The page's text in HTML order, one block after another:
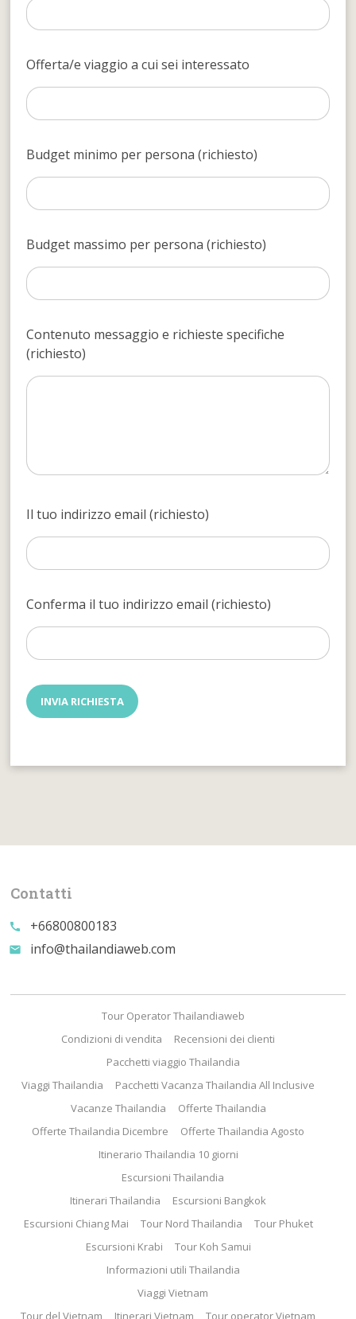
Offerta/e viaggio a cui sei interessato
Budget minimo per persona (richiesto)
Budget massimo per persona (richiesto)
Contenuto messaggio e richieste specifiche
(richiesto)
Il tuo indirizzo email (richiesto)
Conferma il tuo indirizzo email (richiesto)
Contatti
call +66800800183
email info@thailandiaweb.com
Tour Operator Thailandiaweb
Condizioni di vendita
Recensioni dei clienti
Pacchetti viaggio Thailandia
Viaggi Thailandia
Pacchetti Vacanza Thailandia All Inclusive
Vacanze Thailandia
Offerte Thailandia
Offerte Thailandia Dicembre
Offerte Thailandia Agosto
Itinerario Thailandia 10 giorni
Escursioni Thailandia
Itinerari Thailandia
Escursioni Bangkok
Escursioni Chiang Mai
Tour Nord Thailandia
Tour Phuket
Escursioni Krabi
Tour Koh Samui
Informazioni utili Thailandia
Viaggi Vietnam
Tour del Vietnam
Itinerari Vietnam Tour operator Vietnam